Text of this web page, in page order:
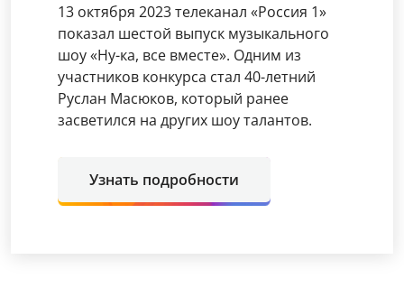
13 октября 2023 телеканал «Россия 1»
показал шестой выпуск музыкального
шоу «Ну-ка, все вместе». Одним из
участников конкурса стал 40-летний
Руслан Масюков, который ранее
засветился на других шоу талантов.
Узнать подробности